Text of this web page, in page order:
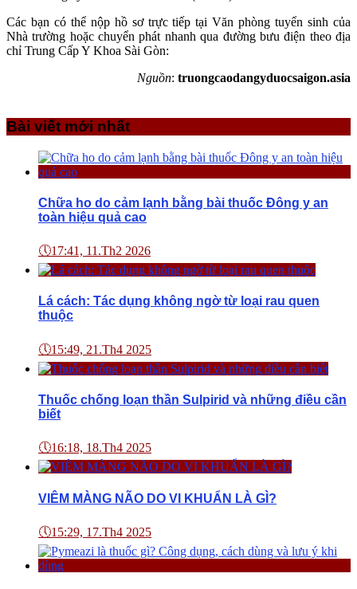
Các bạn có thể nộp hồ sơ trực tiếp tại Văn phòng tuyển sinh của
Nhà trường hoặc chuyển phát nhanh qua đường bưu điện theo địa
chỉ Trung Cấp Y Khoa Sài Gòn:
Nguồn: truongcaodangyduocsaigon.asia
Bài viết mới nhất
Chữa ho do cảm lạnh bằng bài thuốc Đông y an
toàn hiệu quả cao
🕔17:41, 11.Th2 2026
Lá cách: Tác dụng không ngờ từ loại rau quen
thuộc
🕔15:49, 21.Th4 2025
Thuốc chống loạn thần Sulpirid và những điều cần
biết
🕔16:18, 18.Th4 2025
VIÊM MÀNG NÃO DO VI KHUẨN LÀ GÌ?
🕔15:29, 17.Th4 2025